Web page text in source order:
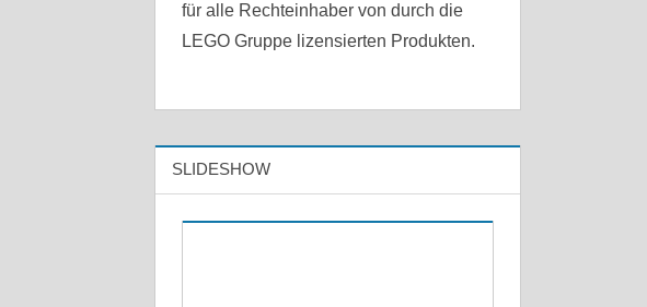
für alle Rechteinhaber von durch die
LEGO Gruppe lizensierten Produkten.
SLIDESHOW